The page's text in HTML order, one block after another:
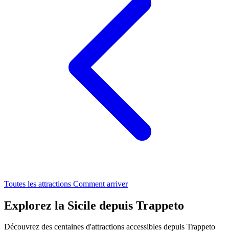
Toutes les attractions Comment arriver
Explorez la Sicile depuis Trappeto
Découvrez des centaines d'attractions accessibles depuis Trappeto